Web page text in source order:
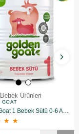
Ürünleri
GOAT
★ ★